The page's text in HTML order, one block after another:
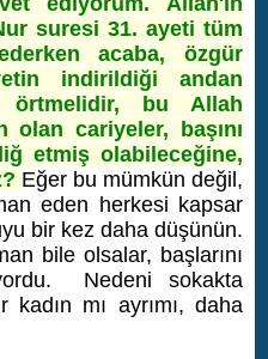
suresi 31. ayeti tüm
acaba, özgür
indirildiği andan
örtmelidir, bu Allah
olan cariyeler, başını
etmiş olabileceğine,
Eğer bu mümkün değil,
eden herkesi kapsar
bir kez daha düşünün.
bile olsalar, başlarını
Nedeni sokakta
kadın mı ayrımı, daha